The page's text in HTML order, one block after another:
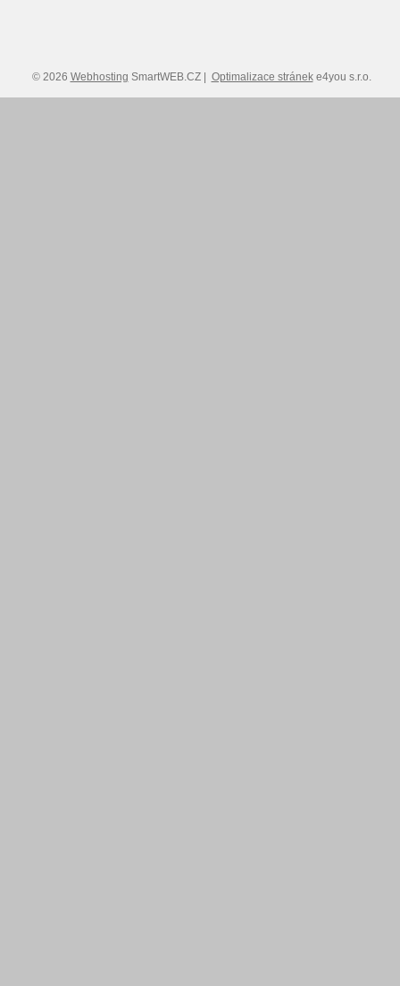
© 2026 Webhosting SmartWEB.CZ | Optimalizace stráneke4you s.r.o.